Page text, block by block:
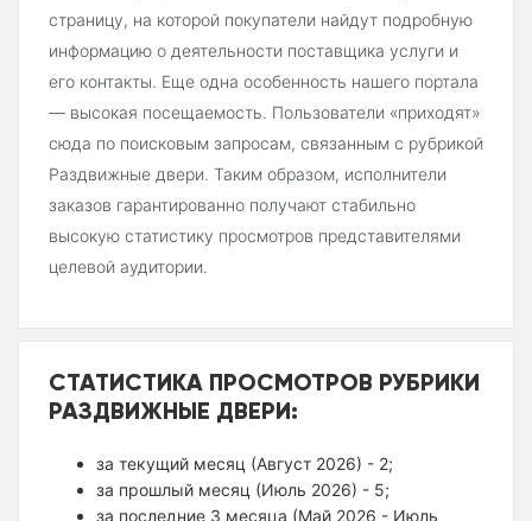
страницу, на которой покупатели найдут подробную
информацию о деятельности поставщика услуги и
его контакты. Еще одна особенность нашего портала
— высокая посещаемость. Пользователи «приходят»
сюда по поисковым запросам, связанным с рубрикой
Раздвижные двери. Таким образом, исполнители
заказов гарантированно получают стабильно
высокую статистику просмотров представителями
целевой аудитории.
СТАТИСТИКА ПРОСМОТРОВ РУБРИКИ
РАЗДВИЖНЫЕ ДВЕРИ:
за текущий месяц (Август 2026) - 2;
за прошлый месяц (Июль 2026) - 5;
за последние 3 месяца (Май 2026 - Июль